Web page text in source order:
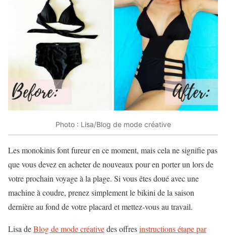
Photo : Lisa/Blog de mode créative
Les monokinis font fureur en ce moment, mais cela ne signifie pas
que vous devez en acheter de nouveaux pour en porter un lors de
votre prochain voyage à la plage. Si vous êtes doué avec une
machine à coudre, prenez simplement le bikini de la saison
dernière au fond de votre placard et mettez-vous au travail.
Lisa deBlog de mode créativedes offresinstructions étape par